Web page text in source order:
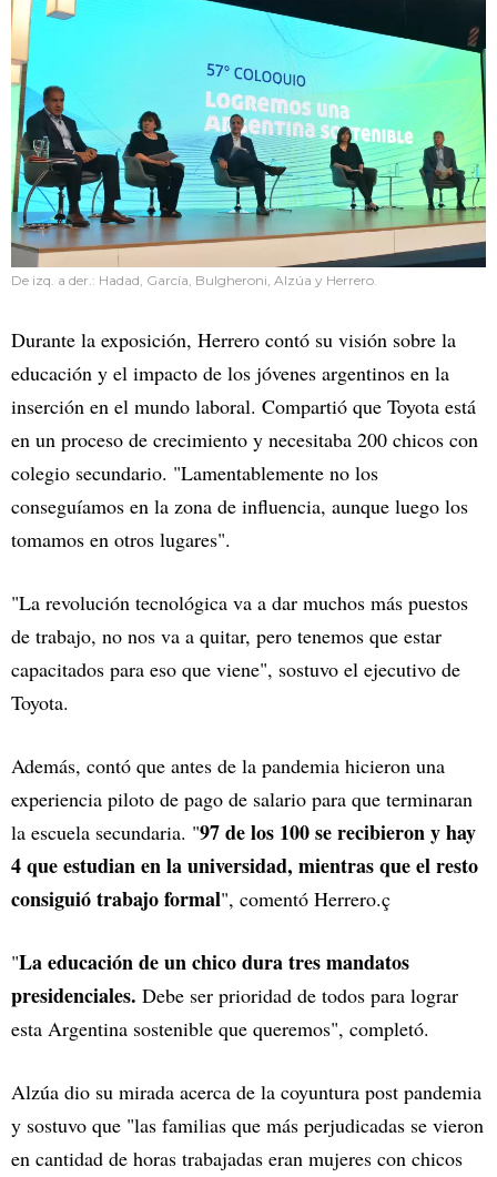
De izq. a der.: Hadad, García, Bulgheroni, Alzúa y Herrero.
Durante la exposición, Herrero contó su visión sobre la
educación y el impacto de los jóvenes argentinos en la
inserción en el mundo laboral. Compartió que Toyota está
en un proceso de crecimiento y necesitaba 200 chicos con
colegio secundario. "Lamentablemente no los
conseguíamos en la zona de influencia, aunque luego los
tomamos en otros lugares".
"La revolución tecnológica va a dar muchos más puestos
de trabajo, no nos va a quitar, pero tenemos que estar
capacitados para eso que viene", sostuvo el ejecutivo de
Toyota.
Además, contó que antes de la pandemia hicieron una
experiencia piloto de pago de salario para que terminaran
la escuela secundaria. "97 de los 100 se recibieron y hay
4 que estudian en la universidad, mientras que el resto
consiguió trabajo formal", comentó Herrero.ç
"La educación de un chico dura tres mandatos
presidenciales. Debe ser prioridad de todos para lograr
esta Argentina sostenible que queremos", completó.
Alzúa dio su mirada acerca de la coyuntura post pandemia
y sostuvo que "las familias que más perjudicadas se vieron
en cantidad de horas trabajadas eran mujeres con chicos